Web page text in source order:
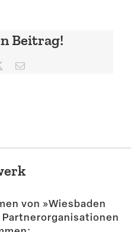
Beitrag!
E-
von »Wiesbaden